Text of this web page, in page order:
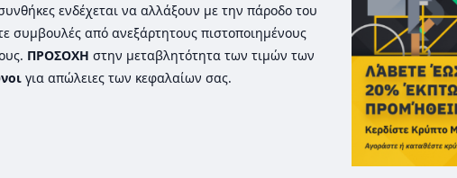
ενδέχεται να αλλάξουν με την πάροδο του
συμβουλές από ανεξάρτητους πιστοποιημένους
ΠΡΟΣΟΧΗ στην μεταβλητότητα των τιμών των
για απώλειες των κεφαλαίων σας.